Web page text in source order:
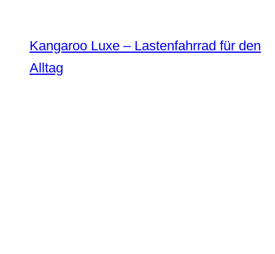
Kangaroo Luxe – Lastenfahrrad für den
Alltag